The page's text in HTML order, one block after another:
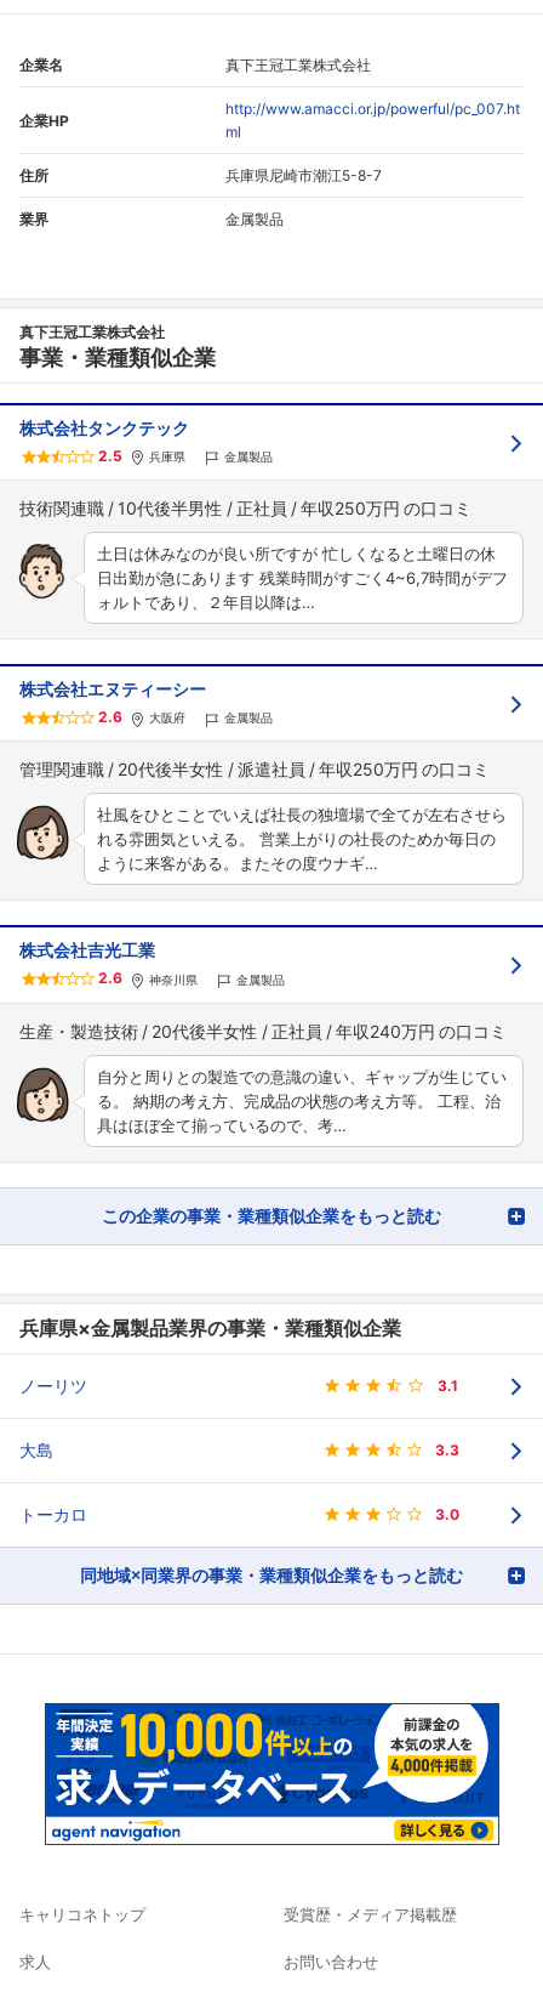
フォローしました
こちらの企業もフォローしませんか？
企業名 真下王冠工業株式会社
企業HP
http://www.amacci.or.jp/powerful/pc_007.ht
ml
住所 兵庫県尼崎市潮江5-8-7
業界 金属製品
真下王冠工業株式会社
事業・業種類似企業
株式会社タンクテック
2.5 兵庫県 金属製品
技術関連職 10代後半男性 正社員 年収250万円
土日は休みなのが良い所ですが 忙しくなると土曜日の休
日出勤が急にあります 残業時間がすごく4~6,7時間がデフ
ォルトであり、２年目以降は…
株式会社エヌティーシー
2.6 大阪府 金属製品
管理関連職 20代後半女性 派遣社員 年収250万円
社風をひとことでいえば社長の独壇場で全てが左右させら
れる雰囲気といえる。 営業上がりの社長のためか毎日の
ように来客がある。またその度ウナギ…
株式会社吉光工業
2.6 神奈川県 金属製品
生産・製造技術 20代後半女性 正社員 年収240万円
自分と周りとの製造での意識の違い、ギャップが生じてい
る。 納期の考え方、完成品の状態の考え方等。 工程、治
具はほぼ全て揃っているので、考…
この企業の事業・業種類似企業をもっと読む
兵庫県×金属製品業界の事業・業種類似企業
ノーリツ 3.1
大島 3.3
トーカロ 3.0
同地域×同業界の事業・業種類似企業をもっと読む
キャリコネトップ
求人
受賞歴・メディア掲載歴
お問い合わせ